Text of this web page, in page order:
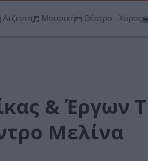
Ατζέντα Μουσική Θέατρο - Χορός
& Έργων
Μελίνα